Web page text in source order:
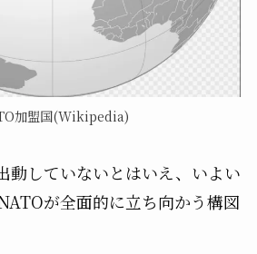
加盟国(Wikipedia)
動していないとはいえ、いよい
が全面的に立ち向かう構図